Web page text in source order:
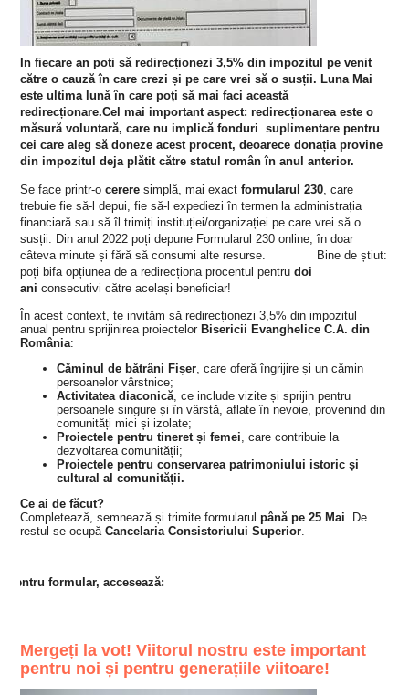
In fiecare an poți să redirecționezi 3,5% din impozitul pe venit
către o cauză în care crezi și pe care vrei să o susții. Luna Mai
este ultima lună în care poți să mai faci această
redirecționare.Cel mai important aspect: redirecționarea este o
măsură voluntară, care nu implică fondurisuplimentare pentru
cei care aleg să doneze acest procent, deoarece donația provine
din impozitul deja plătit către statul român în anul anterior.
Se face printr-ocerere simplă, mai exactformularul 230 , care
trebuie fie să-l depui, fie să-l expediezi în termen la administrația
financiară sau să îl trimiți instituției/organizației pe care vrei să o
susții. Din anul 2022 poți depune Formularul 230 online, în doar
câteva minute și fără să consumi alte resurse. Bine de știut:
poți bifa opțiunea de a redirecționa procentul pentrudoi
ani consecutivi către același beneficiar!
În acest context, te invităm să redirecționezi 3,5% din impozitul
anual pentru sprijinirea proiectelorBisericii Evanghelice C.A. din
România:
Căminul de bătrâni Fișer , care oferă îngrijire și un cămin
persoanelor vârstnice;
Activitatea diaconică , ce include vizite și sprijin pentru
persoanele singure și în vârstă, aflate în nevoie, provenind din
comunități mici și izolate;
Proiectele pentru tineret și femei , care contribuie la
dezvoltarea comunității;
Proiectele pentru conservarea patrimoniului istoric și
cultural al comunității.
Ce ai de făcut?
Completează, semnează și trimite formularulpână pe 25 Mai . De
restul se ocupăCancelaria Consistoriului Superior
Pentru formular, accesează:
Mergeți la vot! Viitorul nostru este important
pentru noi și pentru generațiile viitoare!